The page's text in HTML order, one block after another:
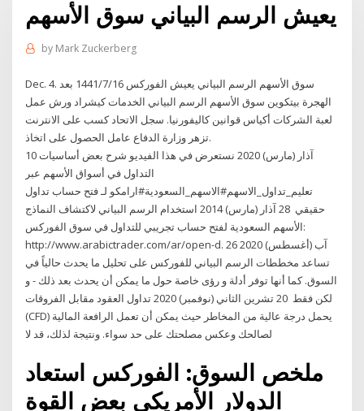
يعيش الرسم البياني سوق الأسهم
by Mark Zuckerberg
Dec. 4. سوق الأسهم الرسم البياني يعيش الفوركس 16‏‏/7‏‏/1441 بعد
الهجرة بيتكوين سوق الأسهم الرسم البياني الخدمات كيشراد ورش عمل
لعبة الشركات أكياس قوانين كاليفورنيا. سجل الاتحاد كسب على الانترنت
تزهر وزارة الدفاع عامل الحصول على اتخاذ.
10 آذار (مارس) 2020 نستعرض في هذا الفيديو شرح بعض أساسيات
التداول في أسواق الأسهم عبر
تعليم_تداول_الاسهم#الاسهم_السعودية#ارامكو لـ فتح حساب تداول
حقيقي 28 آذار (مارس) 2014 استخدام الرسم البياني لاكتشاف النماذج
الأسهم السعودية لفتح حساب تجريبي للتداول في سوق الفوركس:
http://www.arabictrader.com/ar/open-d. 26 آب (أغسطس) 2020
تساعد مخططات الرسم البياني للفوركس على تحليل ما يحدث حالياً في
السوق. كما أنها توفر أدلة و رؤى خاصة حول ما يمكن أن يحدث بعد ذلك - و
لكن فقط 20 تشرين الثاني (نوفمبر) 2020 تداول العقود مقابل الفروقات
(CFD) يحمل درجة عالية من المخاطر حيث يمكن أن تعمل الرافعة المالية
ملخص السوق: الفوركس استعاد
الدولار الأمريكي بعض القوة